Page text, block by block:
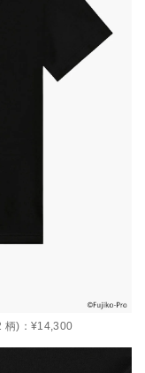
柄)：¥14,300